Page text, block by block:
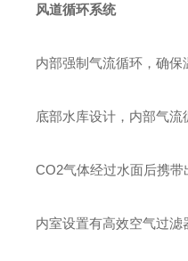
风道循环系统
内部强制气流循环，确保
底部水库设计，内部气
CO2气体经过水面后携带
内室设置有高效空气过滤